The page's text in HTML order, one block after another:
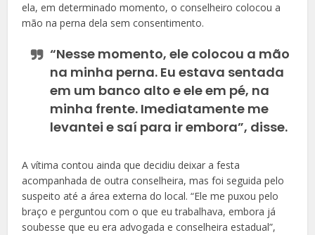
ela, em determinado momento, o conselheiro colocou a
mão na perna dela sem consentimento.
“Nesse momento, ele colocou a mão
na minha perna. Eu estava sentada
em um banco alto e ele em pé, na
minha frente. Imediatamente me
levantei e saí para ir embora”, disse.
A vítima contou ainda que decidiu deixar a festa
acompanhada de outra conselheira, mas foi seguida pelo
suspeito até a área externa do local. “Ele me puxou pelo
braço e perguntou com o que eu trabalhava, embora já
soubesse que eu era advogada e conselheira estadual”,